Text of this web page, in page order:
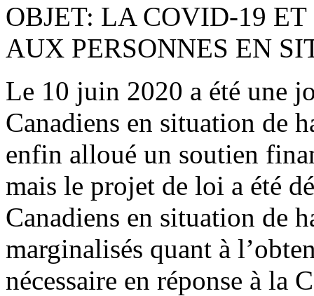
OBJET: LA COVID-19
AUX PERSONNES EN
Le 10 juin 2020 a été une
Canadiens en situation de
enfin alloué un soutien
mais le projet de loi a été
Canadiens en situation de
marginalisés quant à
nécessaire en réponse à la